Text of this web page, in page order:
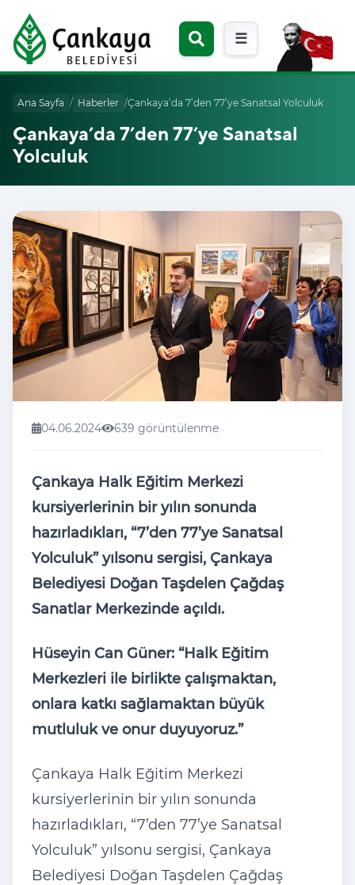
☰
Ana Sayfa / Haberler /Çankaya’da 7’den 77’ye Sanatsal Yolculuk
Çankaya’da 7’den 77’ye Sanatsal
Yolculuk
04.06.2024 639 görüntülenme
Çankaya Halk Eğitim Merkezi
kursiyerlerinin bir yılın sonunda
hazırladıkları, “7’den 77’ye Sanatsal
Yolculuk” yılsonu sergisi, Çankaya
Belediyesi Doğan Taşdelen Çağdaş
Sanatlar Merkezinde açıldı.
Hüseyin Can Güner: “Halk Eğitim
Merkezleri ile birlikte çalışmaktan,
onlara katkı sağlamaktan büyük
mutluluk ve onur duyuyoruz.”
Çankaya Halk Eğitim Merkezi
kursiyerlerinin bir yılın sonunda
hazırladıkları, “7’den 77’ye Sanatsal
Yolculuk” yılsonu sergisi, Çankaya
Belediyesi Doğan Taşdelen Çağdaş